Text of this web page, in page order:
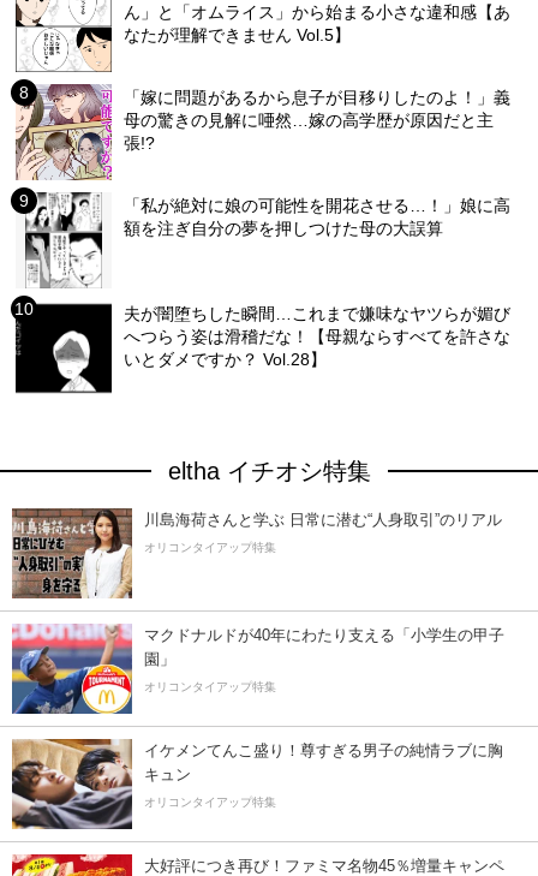
ん」と「オムライス」から始まる小さな違和感【あ
なたが理解できません Vol.5】
「嫁に問題があるから息子が目移りしたのよ！」義
母の驚きの見解に唖然…嫁の高学歴が原因だと主
張!?
「私が絶対に娘の可能性を開花させる…！」娘に高
額を注ぎ自分の夢を押しつけた母の大誤算
夫が闇堕ちした瞬間…これまで嫌味なヤツらが媚び
へつらう姿は滑稽だな！【母親ならすべてを許さな
いとダメですか？ Vol.28】
eltha イチオシ特集
川島海荷さんと学ぶ 日常に潜む“人身取引”のリアル
オリコンタイアップ特集
マクドナルドが40年にわたり支える「小学生の甲子
園」
オリコンタイアップ特集
イケメンてんこ盛り！尊すぎる男子の純情ラブに胸
キュン
オリコンタイアップ特集
大好評につき再び！ファミマ名物45％増量キャンペ